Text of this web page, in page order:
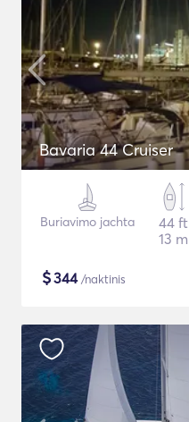
Bavaria 44 Cruiser
Buriavimo jachta
44 ft
13 m
$344/naktinis